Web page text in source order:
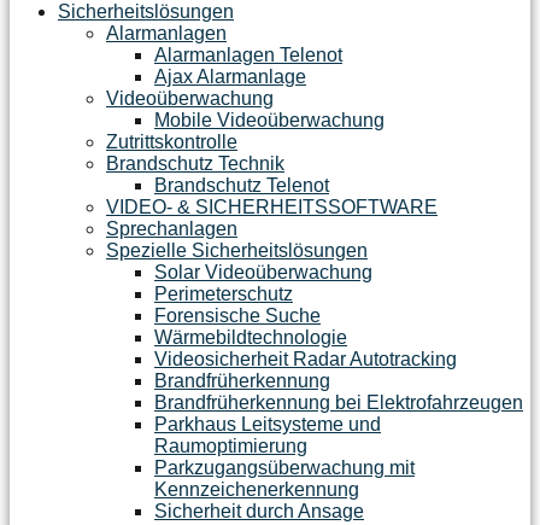
Sicherheitslösungen
Alarmanlagen
Alarmanlagen Telenot
Ajax Alarmanlage
Videoüberwachung
Mobile Videoüberwachung
Zutrittskontrolle
Brandschutz Technik
Brandschutz Telenot
VIDEO- & SICHERHEITSSOFTWARE
Sprechanlagen
Spezielle Sicherheitslösungen
Solar Videoüberwachung
Perimeterschutz
Forensische Suche
Wärmebildtechnologie
Videosicherheit Radar Autotracking​
Brandfrüherkennung
Brandfrüherkennung bei Elektrofahrzeugen
Parkhaus Leitsysteme und
Raumoptimierung
Parkzugangsüberwachung mit
Kennzeichenerkennung
Sicherheit durch Ansage